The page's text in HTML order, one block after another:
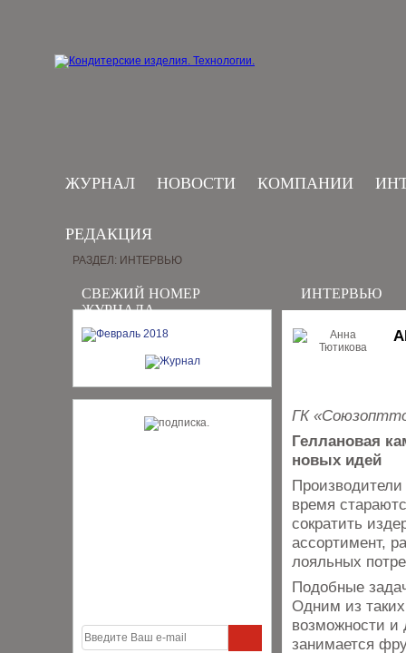
ЖУРНАЛ НОВОСТИ КОМПАНИИ
РЕДАКЦИЯ
СВЕЖИЙ НОМЕР
ЖУРНАЛА
РАЗДЕЛ: ИНТЕРВЬЮ
ИНТЕРВЬЮ
ГК
Геллановая
новых идей
Производители
время
сократить
ассортимент,
лояльных
Подобные
Одним из
возможности и
занимается